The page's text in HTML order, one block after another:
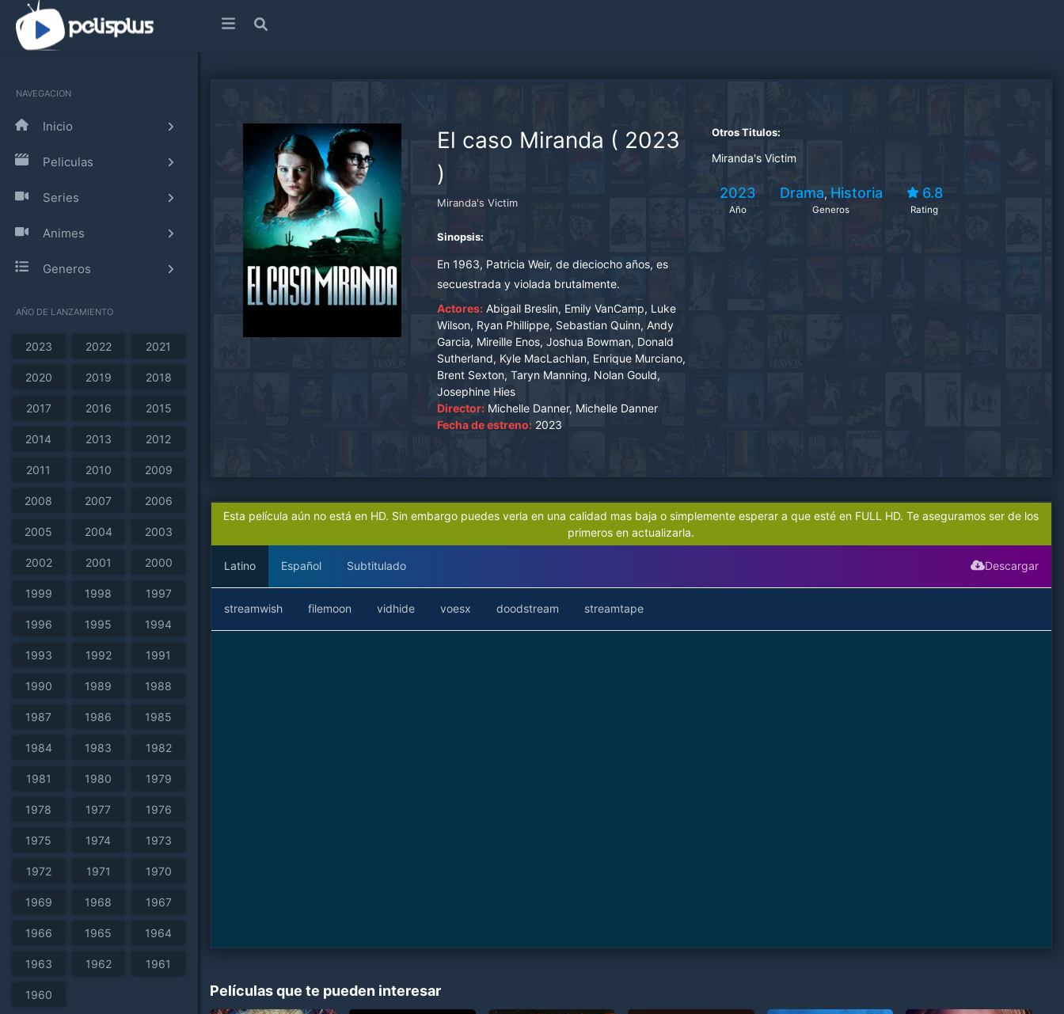
NAVEGACION
Inicio
Peliculas
Series
Animes
Generos
AÑO DE LANZAMIENTO
2023 2022 2021
2020 2019 2018
2017 2016 2015
2014 2013 2012
2011 2010 2009
2008 2007 2006
2005 2004 2003
2002 2001 2000
1999 1998 1997
1996 1995 1994
1993 1992 1991
1990 1989 1988
1987 1986 1985
1984 1983 1982
1981 1980 1979
1978 1977 1976
1975 1974 1973
1972 1971 1970
1969 1968 1967
1966 1965 1964
1963 1962 1961
1960
El caso Miranda ( 2023
)
Miranda's Victim
Sinopsis:
En 1963, Patricia Weir, de dieciocho años, es
secuestrada y violada brutalmente.
Comprometida a poner a su atacante, Ernesto
Miranda, en prisión, la vida de Patty es
destruida por el sistema legal de Estados
Unidos cuando activa una ley que transforma la
nación.
Actores: Abigail Breslin, Emily VanCamp, Luke
Wilson, Ryan Phillippe, Sebastian Quinn, Andy
Garcia, Mireille Enos, Joshua Bowman, Donald
Sutherland, Kyle MacLachlan, Enrique Murciano,
Brent Sexton, Taryn Manning, Nolan Gould,
Josephine Hies
Director: Michelle Danner, Michelle Danner
Fecha de estreno: 2023
Otros Titulos:
Miranda's Victim
2023
Año
Drama, Historia
Generos
6.8
Rating
Esta película aún no está en HD. Sin embargo puedes verla en una calidad mas baja o simplemente esperar a que esté en FULL HD. Te aseguramos ser de los
primeros en actualizarla.
Latino Español Subtitulado Descargar
streamwish filemoon vidhide voesx doodstream streamtape
Películas que te pueden interesar